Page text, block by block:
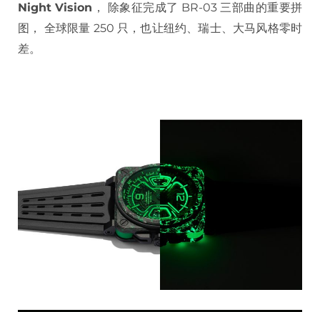
Night Vision ， 除象征完成了 BR-03 三部曲的重要拼
图， 全球限量 250 只，也让纽约、瑞士、大马风格零时
差。